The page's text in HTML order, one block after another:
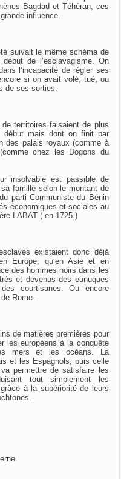
Bagdad et Téhéran, ces
influence.
suivait le même schéma de
début de l’esclavagisme. On
l’incapacité de régler ses
si on avait volé, tué, ou
de ses sorties.
territoires faisaient de plus
début mais dont on finit par
des palais royaux (comme à
chez les Dogons du
insolvable est passible de
famille selon le montant de
parti Communiste du Bénin
économiques et sociales au
LABAT ( en 1725.)
existaient donc déjà
Europe, qu’en Asie et en
des hommes noirs dans les
et devenus des eunuques
courtisanes. Ou encore
Rome.
de matières premières pour
les européens à la conquête
mers et les océans. La
et les Espagnols, puis celle
permettre de satisfaire les
tout simplement les
à la supériorité de leurs